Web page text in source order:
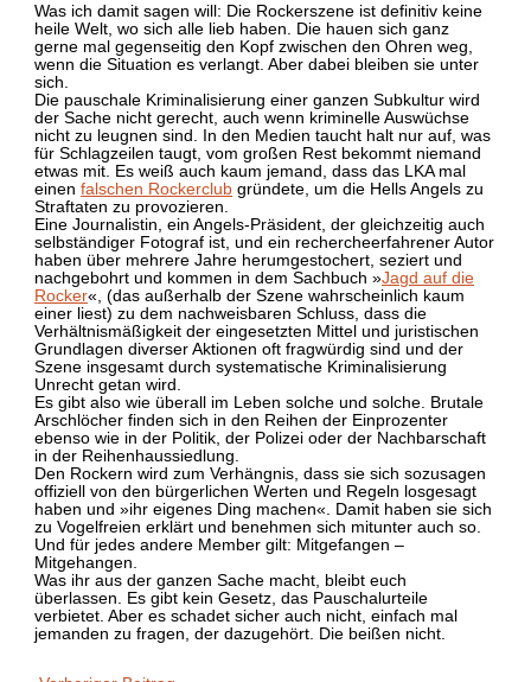
Was ich damit sagen will: Die Rockerszene ist definitiv keine
heile Welt, wo sich alle lieb haben. Die hauen sich ganz
gerne mal gegenseitig den Kopf zwischen den Ohren weg,
wenn die Situation es verlangt. Aber dabei bleiben sie unter
sich.
Die pauschale Kriminalisierung einer ganzen Subkultur wird
der Sache nicht gerecht, auch wenn kriminelle Auswüchse
nicht zu leugnen sind. In den Medien taucht halt nur auf, was
für Schlagzeilen taugt, vom großen Rest bekommt niemand
etwas mit. Es weiß auch kaum jemand, dass das LKA mal
einenfalschen Rockerclub gründete, um die Hells Angels zu
Straftaten zu provozieren.
Eine Journalistin, ein Angels-Präsident, der gleichzeitig auch
selbständiger Fotograf ist, und ein rechercheerfahrener Autor
haben über mehrere Jahre herumgestochert, seziert und
nachgebohrt und kommen in dem Sachbuch »Jagd auf die
Rocker«, (das außerhalb der Szene wahrscheinlich kaum
einer liest) zu dem nachweisbaren Schluss, dass die
Verhältnismäßigkeit der eingesetzten Mittel und juristischen
Grundlagen diverser Aktionen oft fragwürdig sind und der
Szene insgesamt durch systematische Kriminalisierung
Unrecht getan wird.
Es gibt also wie überall im Leben solche und solche. Brutale
Arschlöcher finden sich in den Reihen der Einprozenter
ebenso wie in der Politik, der Polizei oder der Nachbarschaft
in der Reihenhaussiedlung.
Den Rockern wird zum Verhängnis, dass sie sich sozusagen
offiziell von den bürgerlichen Werten und Regeln losgesagt
haben und »ihr eigenes Ding machen«. Damit haben sie sich
zu Vogelfreien erklärt und benehmen sich mitunter auch so.
Und für jedes andere Member gilt: Mitgefangen –
Mitgehangen.
Was ihr aus der ganzen Sache macht, bleibt euch
überlassen. Es gibt kein Gesetz, das Pauschalurteile
verbietet. Aber es schadet sicher auch nicht, einfach mal
jemanden zu fragen, der dazugehört. Die beißen nicht.